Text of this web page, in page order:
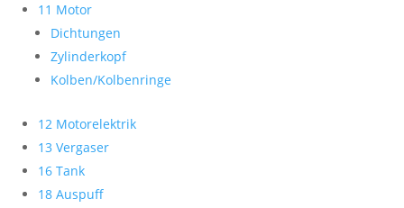
11 Motor
Dichtungen
Zylinderkopf
Kolben/Kolbenringe
12 Motorelektrik
13 Vergaser
16 Tank
18 Auspuff